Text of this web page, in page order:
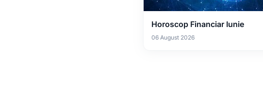
Horoscop Financiar Iunie
06 August 2026